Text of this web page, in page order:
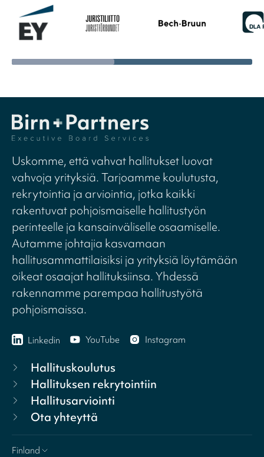
Uskomme, että vahvat hallitukset luovat
vahvoja yrityksiä. Tarjoamme koulutusta,
rekrytointia ja arviointia, jotka kaikki
rakentuvat pohjoismaiselle hallitustyön
perinteelle ja kansainväliselle osaamiselle.
Autamme johtajia kasvamaan
hallitusammattilaisiksi ja yrityksiä löytämään
oikeat osaajat hallituksiinsa. Yhdessä
rakennamme parempaa hallitustyötä
pohjoismaissa.
Linkedin YouTube Instagram
Hallituskoulutus
Hallituksen rekrytointiin
Hallitusarviointi
Ota yhteyttä
Finland